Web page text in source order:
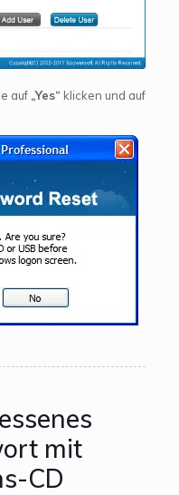
auf „Yes“ klicken und auf
mit
CD